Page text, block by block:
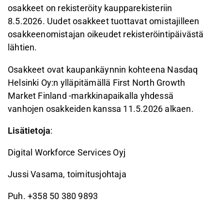
osakkeet on rekisteröity kaupparekisteriin
8.5.2026. Uudet osakkeet tuottavat omistajilleen
osakkeenomistajan oikeudet rekisteröintipäivästä
lähtien.
Osakkeet ovat kaupankäynnin kohteena Nasdaq
Helsinki Oy:n ylläpitämällä First North Growth
Market Finland -markkinapaikalla yhdessä
vanhojen osakkeiden kanssa 11.5.2026 alkaen.
Lisätietoja:
Digital Workforce Services Oyj
Jussi Vasama, toimitusjohtaja
Puh. +358 50 380 9893